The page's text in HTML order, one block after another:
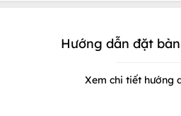
Hướng dẫn đặt
Xem chi tiết hướng